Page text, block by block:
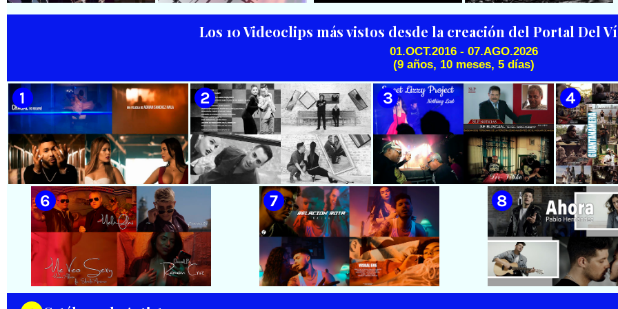
González y Reutilio
Domínguez) || Director:
Videoclip - Dirección: Pepe
Salom
Fe - ¨Gallo de pelea¨ - Videoclip
- Dirección: Omar Leyva
Haila || ¨La cinturita¨ ||
Director: Henry García
Quintana || Videoclip || Música
Popular Bailable Cubana || Son
- Salsa - Timba || CUBA
Cubana || Director: Marlon el
Científiko || CUBA
🟡 Dany & Yunier Rodríguez -
¿Qué hay de especial en mi? 📺
Videoclip - 🎬 Director: Yoslen
Arguiz
🟢 Paisaje con Río | NOMEN
NESCIO, basado en la obra
musical ¨Niño siniestro¨ |
Autor: Ernesto Romero |
Director: Héctor Falagán De
Cabo | Videoclip | Música Pop
Rock Cubana | Artistas Cubanos
| Instrumental | CUBA
Los 10 Videoclips más vistos desde la creación del Portal Del
01.OCT.2016 - 07.AGO.2026
(9 años, 10 meses, 5 días)
🟡 Chacal - ¨No Volveré¨ - Videoclip
- Dirección: Adrián Sánchez Ávila
🟡 Adrián Berazaín & Luna
Manzanares - ¨Ya es después¨ -
Videoclip - Dirección: Lester
🟡 Sweet Lizzy Project - ¨Nothing
Lasts¨ - Videoclip - Dirección:
Víctor Vinuesa (Vitiko)
🟡
Change -